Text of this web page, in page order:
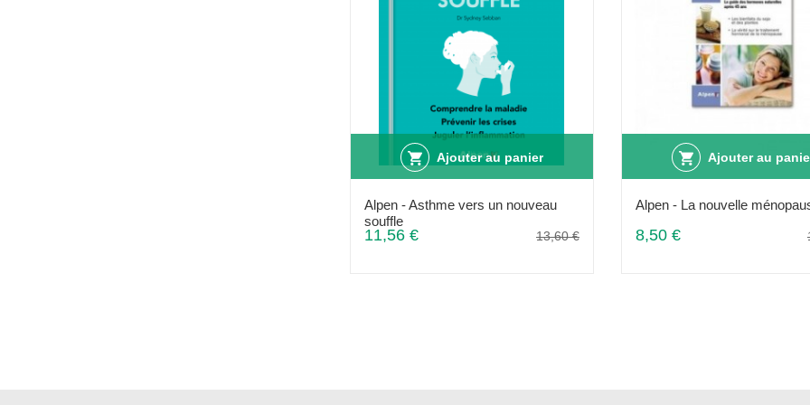
Ajouter au panier
Alpen - Asthme vers un nouveau
souffle
11,56 € 13,60 €
Ajouter au
Alpen - La nouvelle
8,50 €